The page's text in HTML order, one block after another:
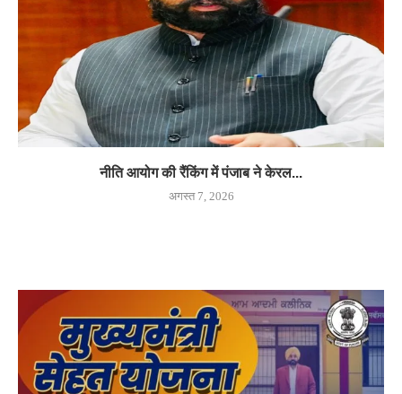
नीति आयोग की रैंकिंग में पंजाब ने केरल...
अगस्त 7, 2026